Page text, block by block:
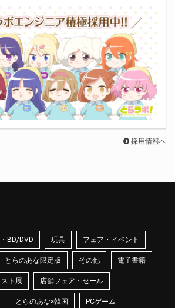
採用情報へ
BD/DVD 玩具 フェア・イベント
とらのあな限定版 その他 電子書籍
ト展 店舗フェア・セール
とらのあな×韓国 PCゲーム